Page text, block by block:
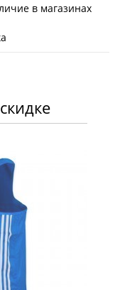
в магазинах